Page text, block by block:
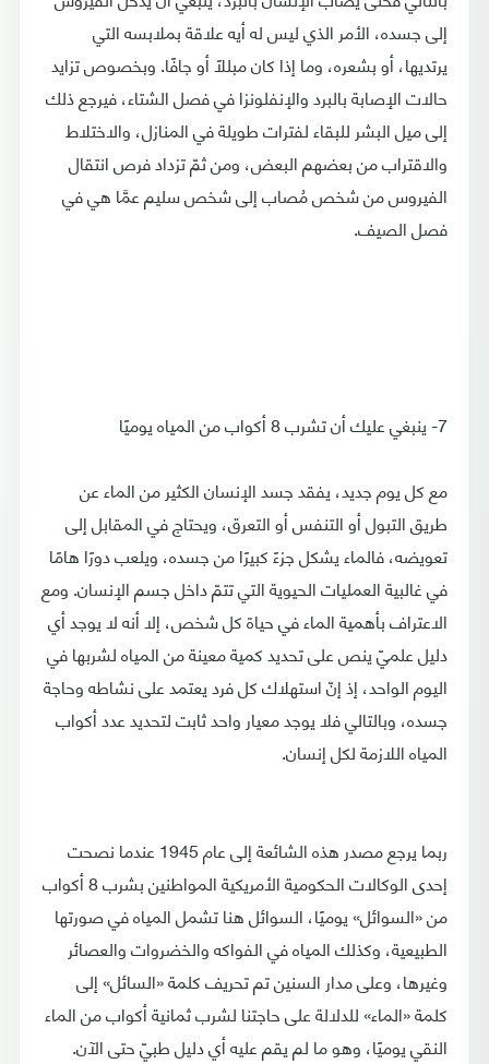
إلى جسده، الأمر الذي ليس له أيه علاقة بملابسه التي
يرتديها، أو بشعره، وما إذا كان مبللًا أو جافًا. وبخصوص تزايد
حالات الإصابة بالبرد والإنفلونزا في فصل الشتاء، فيرجع ذلك
إلى ميل البشر للبقاء لفترات طويلة في المنازل، والاختلاط
والاقتراب من بعضهم البعض، ومن ثمّ تزداد فرص انتقال
الفيروس من شخص مُصاب إلى شخص سليم عمَّا هي في
فصل الصيف.
7- ينبغي عليك أن تشرب 8 أكواب من المياه يوميًا
مع كل يوم جديد، يفقد جسد الإنسان الكثير من الماء عن
طريق التبول أو التنفس أو التعرق، ويحتاج في المقابل إلى
تعويضه، فالماء يشكل جزءً كبيرًا من جسده، ويلعب دورًا هامًا
في غالبية العمليات الحيوية التي تتمّ داخل جسم الإنسان. ومع
الاعتراف بأهمية الماء في حياة كل شخص، إلا أنه لا يوجد أي
دليل علميّ ينص على تحديد كمية معينة من المياه لشربها في
اليوم الواحد، إذ إنّ استهلاك كل فرد يعتمد على نشاطه وحاجة
جسده، وبالتالي فلا يوجد معيار واحد ثابت لتحديد عدد أكواب
المياه اللازمة لكل إنسان.
ربما يرجع مصدر هذه الشائعة إلى عام 1945 عندما نصحت
إحدى الوكالات الحكومية الأمريكية المواطنين بشرب 8 أكواب
من «السوائل» يوميًا، السوائل هنا تشمل المياه في صورتها
الطبيعية، وكذلك المياه في الفواكه والخضروات والعصائر
وغيرها، وعلى مدار السنين تم تحريف كلمة «السائل» إلى
كلمة «الماء» للدلالة على حاجتنا لشرب ثمانية أكواب من الماء
النقي يوميًا، وهو ما لم يقم عليه أي دليل طبيّ حتى الآن.